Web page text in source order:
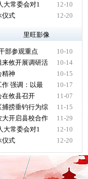
12-10
大常委会对1
12-20
仪式
里旺影像
10-10
部参观重点
10-14
攸开展调研活
10-15
精神
10-17
强调：以最
11-07
在攸县召开
11-15
捞垂钓行为综
11-29
开启县校合作
12-10
大常委会对1
12-20
仪式